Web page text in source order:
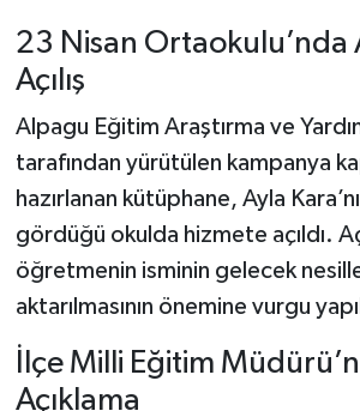
23 Nisan Ortaokulu’nda
Açılış
Alpagu Eğitim Araştırma ve
tarafından yürütülen kampanya
hazırlanan kütüphane, Ayla
gördüğü okulda hizmete açıldı.
öğretmenin isminin gelecek
aktarılmasının önemine vurgu
İlçe Milli Eğitim
Açıklama